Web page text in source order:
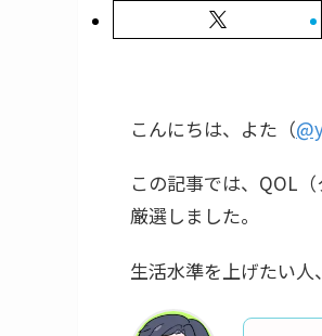
こんにちは、よた（
この記事では、QOL
厳選しました。
生活水準を上げたい人